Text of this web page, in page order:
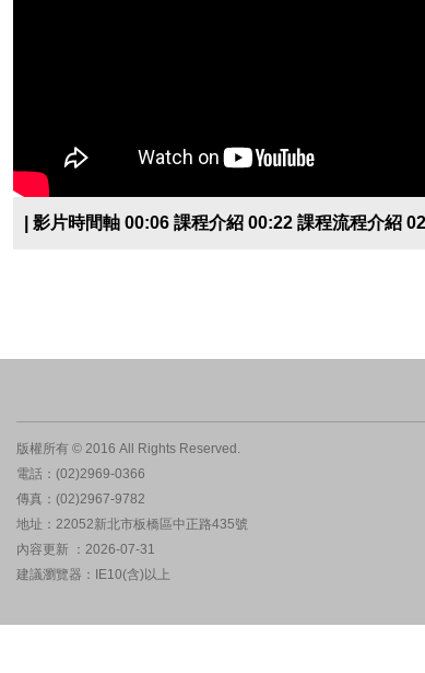
| 影片時間軸 00:06 課程介紹 00:22 課程流程介紹
版權所有 © 2016 All Rights Reserved.
電話：(02)2969-0366
傳真：(02)2967-9782
地址：22052新北市板橋區中正路435號
內容更新 ：2026-07-31
建議瀏覽器：IE10(含)以上